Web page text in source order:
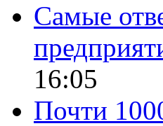
Самые
16:05
Почти